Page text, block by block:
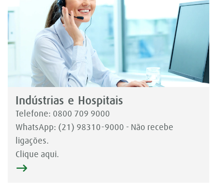
Indústrias e Hospitais
Telefone: 0800 709 9000​​
​WhatsApp: (21) 98310-9000 - Não recebe
ligações.
Clique aqui.​